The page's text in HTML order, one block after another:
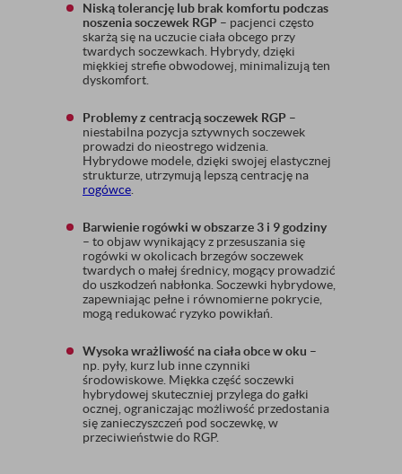
Niską tolerancję lub brak komfortu podczas
noszenia soczewek RGP – pacjenci często
skarżą się na uczucie ciała obcego przy
twardych soczewkach. Hybrydy, dzięki
miękkiej strefie obwodowej, minimalizują ten
dyskomfort.
Problemy z centracją soczewek RGP –
niestabilna pozycja sztywnych soczewek
prowadzi do nieostrego widzenia.
Hybrydowe modele, dzięki swojej elastycznej
strukturze, utrzymują lepszą centrację na
rogówce
Barwienie rogówki w obszarze 3 i 9 godziny
– to objaw wynikający z przesuszania się
rogówki w okolicach brzegów soczewek
twardych o małej średnicy, mogący prowadzić
do uszkodzeń nabłonka. Soczewki hybrydowe,
zapewniając pełne i równomierne pokrycie,
mogą redukować ryzyko powikłań.
Wysoka wrażliwość na ciała obce w oku –
np. pyły, kurz lub inne czynniki
środowiskowe. Miękka część soczewki
hybrydowej skuteczniej przylega do gałki
ocznej, ograniczając możliwość przedostania
się zanieczyszczeń pod soczewkę, w
przeciwieństwie do RGP.